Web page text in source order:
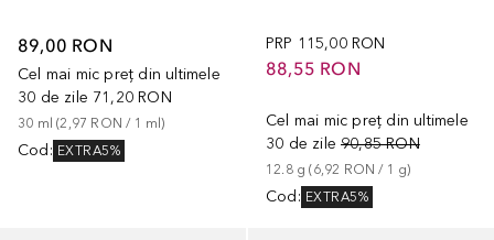
89,00 RON
Cel mai mic preț din ultimele
30 de zile 71,20 RON
30 ml (2,97 RON / 1 ml)
Cod : EXTRA5%
PRP 115,00 RON
88,55 RON
Cel mai mic preț din ultimele
30 de zile 90,85 RON
12.8 g (6,92 RON / 1 g)
Cod : EXTRA5%
+13